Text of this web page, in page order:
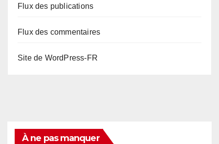
Flux des publications
Flux des commentaires
Site de WordPress-FR
À ne pas manquer